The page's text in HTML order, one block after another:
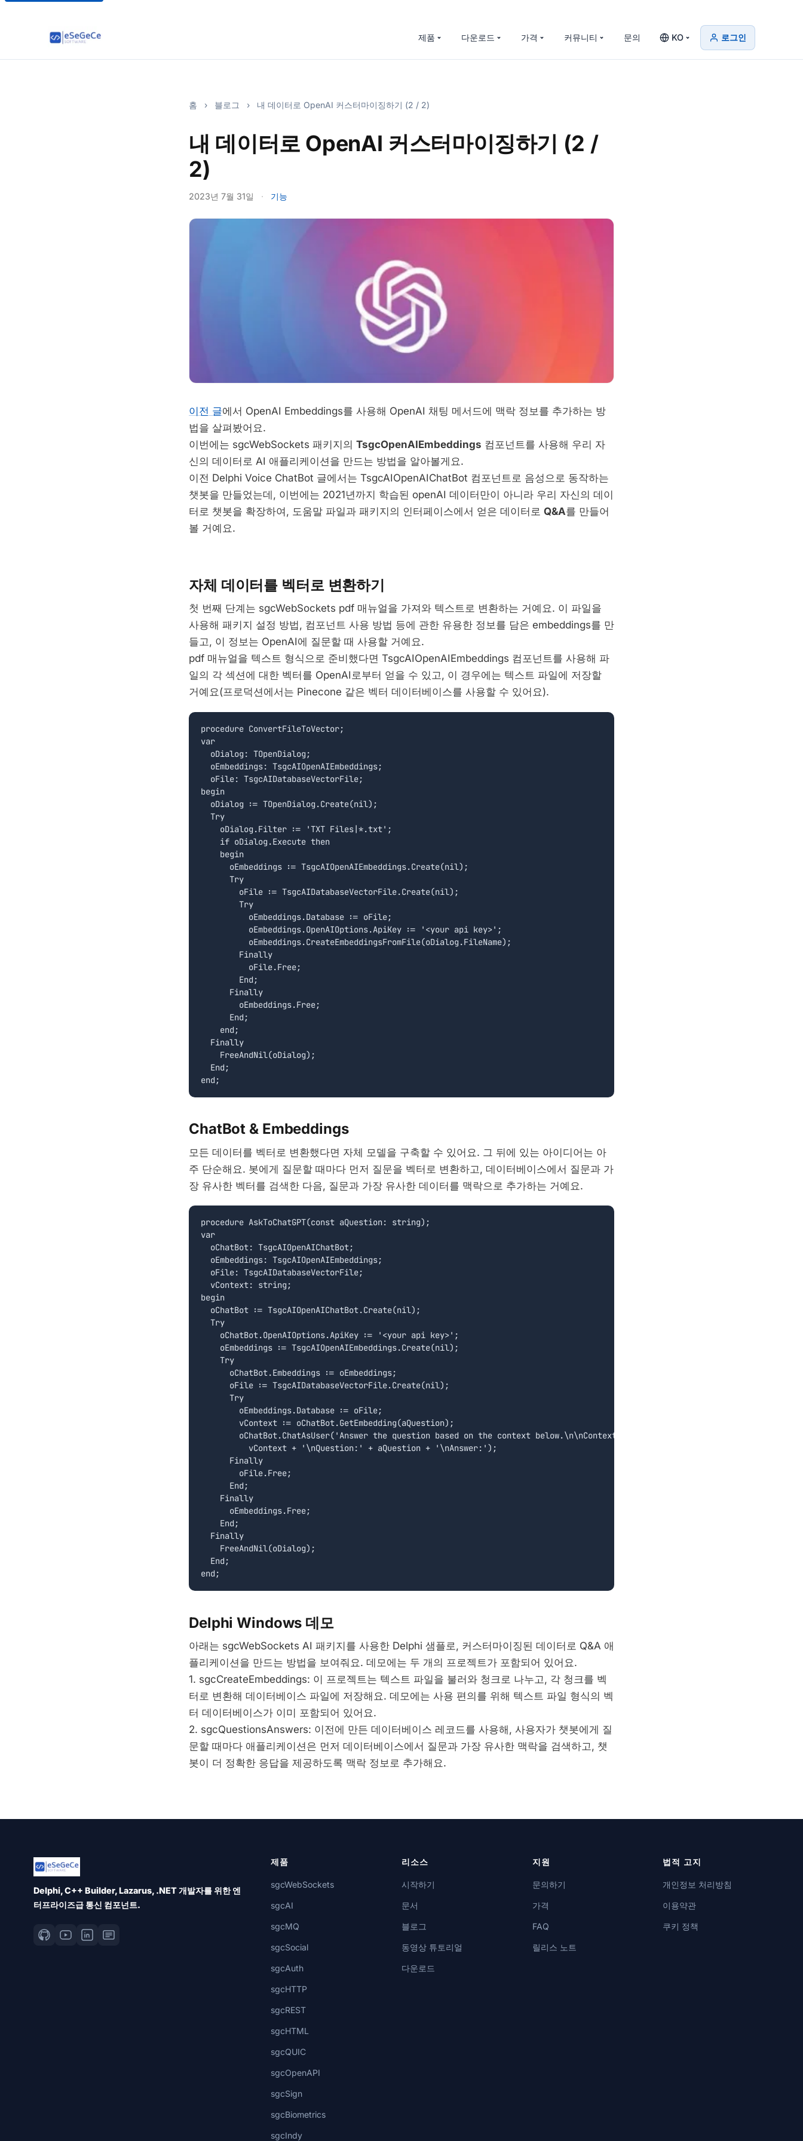
제품 다운로드 가격 커뮤니티 문의 KO 로그인
홈 › 블로그 › 내 데이터로 OpenAI 커스터마이징하기 (2 / 2)
내 데이터로 OpenAI 커스터마이징하기 (2 /
2)
2023년 7월 31일 · 기능
이전 글에서 OpenAI Embeddings를 사용해 OpenAI 채팅 메서드에 맥락 정보를 추가하는 방
법을 살펴봤어요.
이번에는 sgcWebSockets 패키지의 TsgcOpenAIEmbeddings 컴포넌트를 사용해 우리 자
신의 데이터로 AI 애플리케이션을 만드는 방법을 알아볼게요.
이전 Delphi Voice ChatBot 글에서는 TsgcAIOpenAIChatBot 컴포넌트로 음성으로 동작하는
챗봇을 만들었는데, 이번에는 2021년까지 학습된 openAI 데이터만이 아니라 우리 자신의 데이
터로 챗봇을 확장하여, 도움말 파일과 패키지의 인터페이스에서 얻은 데이터로 Q&A를 만들어
볼 거예요.
자체 데이터를 벡터로 변환하기
첫 번째 단계는 sgcWebSockets pdf 매뉴얼을 가져와 텍스트로 변환하는 거예요. 이 파일을
사용해 패키지 설정 방법, 컴포넌트 사용 방법 등에 관한 유용한 정보를 담은 embeddings를 만
들고, 이 정보는 OpenAI에 질문할 때 사용할 거예요.
pdf 매뉴얼을 텍스트 형식으로 준비했다면 TsgcAIOpenAIEmbeddings 컴포넌트를 사용해 파
일의 각 섹션에 대한 벡터를 OpenAI로부터 얻을 수 있고, 이 경우에는 텍스트 파일에 저장할
거예요(프로덕션에서는 Pinecone 같은 벡터 데이터베이스를 사용할 수 있어요).
procedure ConvertFileToVector;
var
  oDialog: TOpenDialog;
  oEmbeddings: TsgcAIOpenAIEmbeddings;
  oFile: TsgcAIDatabaseVectorFile;
begin
  oDialog := TOpenDialog.Create(nil);
  Try
    oDialog.Filter := 'TXT Files|*.txt';
    if oDialog.Execute then
    begin
      oEmbeddings := TsgcAIOpenAIEmbeddings.Create(nil);
      Try
        oFile := TsgcAIDatabaseVectorFile.Create(nil);
        Try
          oEmbeddings.Database := oFile;
          oEmbeddings.OpenAIOptions.ApiKey := '<your api key>';
          oEmbeddings.CreateEmbeddingsFromFile(oDialog.FileName);
        Finally
          oFile.Free;
        End;
      Finally
        oEmbeddings.Free;
      End;
    end;
  Finally
    FreeAndNil(oDialog);
  End;
ChatBot & Embeddings
모든 데이터를 벡터로 변환했다면 자체 모델을 구축할 수 있어요. 그 뒤에 있는 아이디어는 아
주 단순해요. 봇에게 질문할 때마다 먼저 질문을 벡터로 변환하고, 데이터베이스에서 질문과 가
장 유사한 벡터를 검색한 다음, 질문과 가장 유사한 데이터를 맥락으로 추가하는 거예요.
procedure AskToChatGPT(const aQuestion: string);
var
  oChatBot: TsgcAIOpenAIChatBot;
  oEmbeddings: TsgcAIOpenAIEmbeddings;
  oFile: TsgcAIDatabaseVectorFile;
  vContext: string;
begin
  oChatBot := TsgcAIOpenAIChatBot.Create(nil);
  Try
    oChatBot.OpenAIOptions.ApiKey := '<your api key>';
    oEmbeddings := TsgcAIOpenAIEmbeddings.Create(nil);
    Try
      oChatBot.Embeddings := oEmbeddings;
      oFile := TsgcAIDatabaseVectorFile.Create(nil);
      Try
        oEmbeddings.Database := oFile;
        vContext := oChatBot.GetEmbedding(aQuestion);
        oChatBot.ChatAsUser('Answer the question based on the context below.\n\nContext:\n' +
          vContext + '\nQuestion:' + aQuestion + '\nAnswer:');
      Finally
        oFile.Free;
      End;
    Finally
      oEmbeddings.Free;
    End;
  Finally
    FreeAndNil(oDialog);
  End;
Delphi Windows 데모
아래는 sgcWebSockets AI 패키지를 사용한 Delphi 샘플로, 커스터마이징된 데이터로 Q&A 애
플리케이션을 만드는 방법을 보여줘요. 데모에는 두 개의 프로젝트가 포함되어 있어요.
1. sgcCreateEmbeddings: 이 프로젝트는 텍스트 파일을 불러와 청크로 나누고, 각 청크를 벡
터로 변환해 데이터베이스 파일에 저장해요. 데모에는 사용 편의를 위해 텍스트 파일 형식의 벡
터 데이터베이스가 이미 포함되어 있어요.
2. sgcQuestionsAnswers: 이전에 만든 데이터베이스 레코드를 사용해, 사용자가 챗봇에게 질
문할 때마다 애플리케이션은 먼저 데이터베이스에서 질문과 가장 유사한 맥락을 검색하고, 챗
봇이 더 정확한 응답을 제공하도록 맥락 정보로 추가해요.
Delphi, C++ Builder, Lazarus, .NET 개발자를 위한 엔
터프라이즈급 통신 컴포넌트.
제품
sgcWebSockets
sgcAI
sgcMQ
sgcSocial
sgcAuth
sgcHTTP
sgcREST
sgcHTML
sgcQUIC
sgcOpenAPI
sgcSign
sgcBiometrics
sgcIndy
리소스
시작하기
문서
블로그
동영상 튜토리얼
다운로드
지원
문의하기
가격
FAQ
릴리스 노트
법적 고지
개인정보 처리방침
이용약관
쿠키 정책